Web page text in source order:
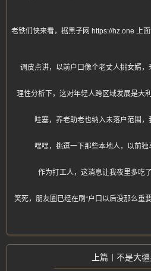
老铁们快来看，据黑子网 https://hz.one 上
调皮点讲，以前户口像个老丈人挑女婿
理性分析下，这对年轻人跨区域发展是大
哇塞，养老助老也纳入未落户范围
嘿嘿，挑逗一下那些本地人，以前
作为打工人，这消息让我夜里多吃
笑死，朋友圈已经在刷“户口以后没那么重
不是大